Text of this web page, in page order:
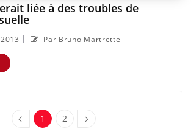
liée à des troubles de
| Par Bruno Martrette
1 2